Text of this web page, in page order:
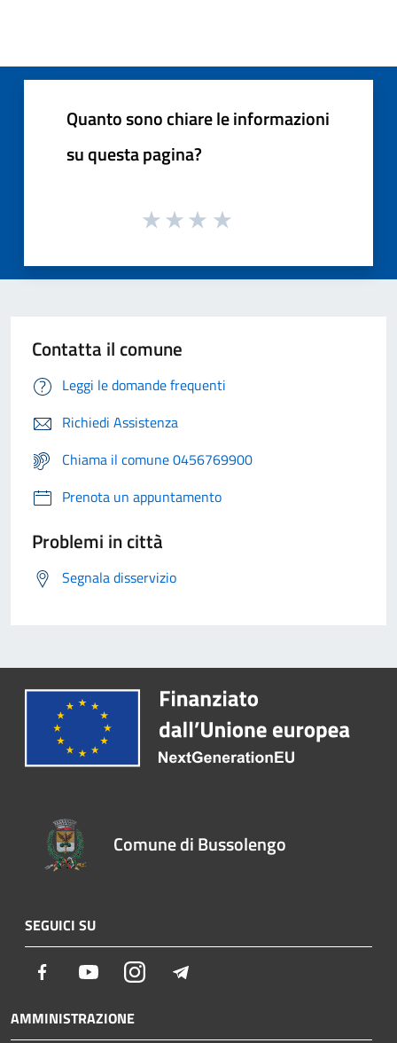
Quanto sono chiare le informazioni
su questa pagina?
Contatta il comune
Leggi le domande frequenti
Richiedi Assistenza
Chiama il comune 0456769900
Prenota un appuntamento
Problemi in città
Segnala disservizio
Comune di Bussolengo
SEGUICI SU
Facebook YoutubeInstagram
AMMINISTRAZIONE